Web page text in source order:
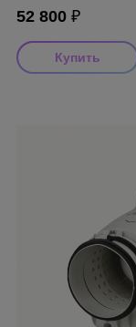
52 800 ₽